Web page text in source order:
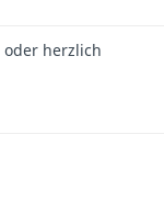
herzlich